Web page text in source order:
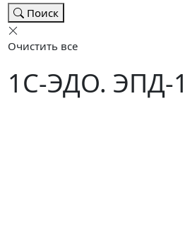
Поиск
Очистить все
1С-ЭДО. ЭПД-